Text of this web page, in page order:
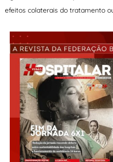
efeitos colaterais do tratamento